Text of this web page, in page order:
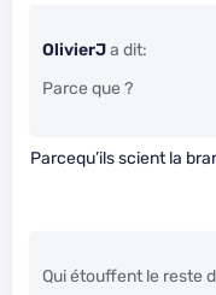
OlivierJa dit:
Parce que ?
Parcequ’ils scient la
Qui étouffent le reste